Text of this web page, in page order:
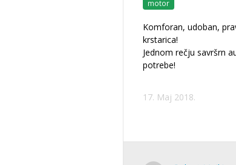
motor
Komforan, udoban,
krstarica!
Jednom rečju savršrn
potrebe!
17. Maj 2018.